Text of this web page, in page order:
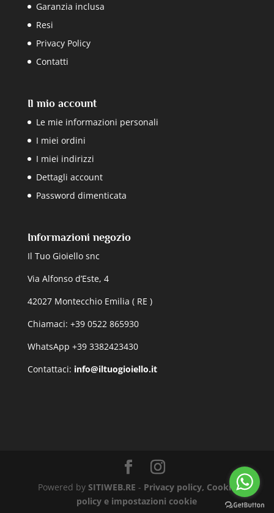
Garanzia inclusa
Resi
Privacy Policy
Contatti
Il mio account
Le mie informazioni personali
I miei ordini
I miei indirizzi
Dettagli account
Password dimenticata
Informazioni negozio
Il Tuo Gioiello snc
Via Alfonso d’Este, 4
42027 Montecchio Emilia ( RE )
Chiamaci: +39 0522 865930
WhatsApp +39 3382423430
Contattaci: info@iltuogioiello.it
Powered by SITIWEB.RE - Privacy policy, Cookie
policy e impostazioni cookie